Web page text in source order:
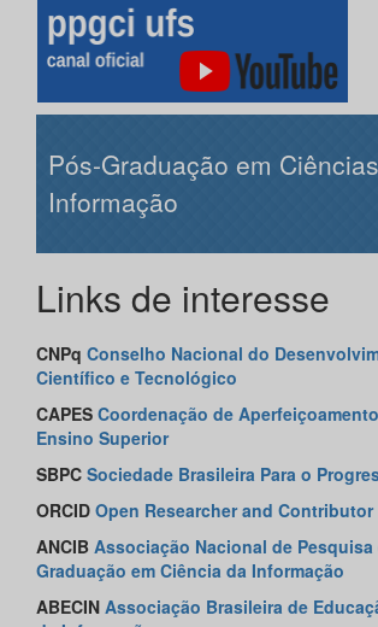
Pós-Graduação em
Informação
Links de interesse
CNPq Conselho Nacional do
Científico e Tecnológico
CAPES Coordenação de
Ensino Superior
SBPC Sociedade Brasileira Para o
ORCID Open Researcher and Contributor
ANCIB Associação Nacional de Pesquisa
Graduação em Ciência da Informação
ABECIN Associação Brasileira de